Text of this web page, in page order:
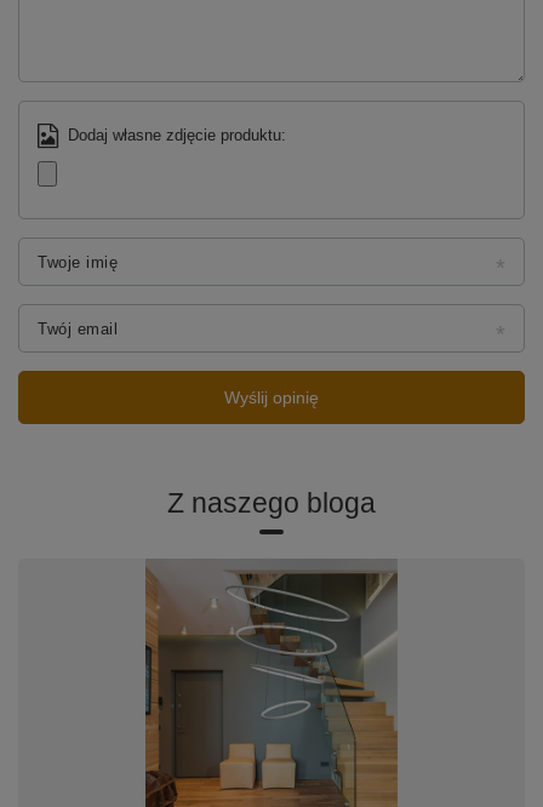
Dodaj własne zdjęcie produktu:
Twoje imię
Twój email
Wyślij opinię
Z naszego bloga